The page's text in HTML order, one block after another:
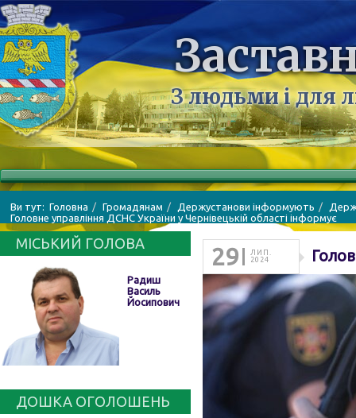
З людьми і для
Ви тут: Головна Громадянам Держустанови інформують
Головне управління ДСНС України у Чернівецькій області інформує
МІСЬКИЙ ГОЛОВА
Радиш
Василь
Йосипович
ДОШКА ОГОЛОШЕНЬ
29
ЛИП.
2024